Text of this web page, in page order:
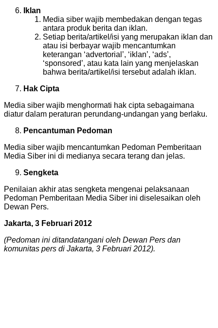
Iklan
Media siber wajib membedakan dengan tegas
antara produk berita dan iklan.
Setiap berita/artikel/isi yang merupakan iklan dan
atau isi berbayar wajib mencantumkan
keterangan ‘advertorial’, ‘iklan’, ‘ads’,
‘sponsored’, atau kata lain yang menjelaskan
bahwa berita/artikel/isi tersebut adalah iklan.
Hak Cipta
Media siber wajib menghormati hak cipta sebagaimana
diatur dalam peraturan perundang-undangan yang berlaku.
Pencantuman Pedoman
Media siber wajib mencantumkan Pedoman Pemberitaan
Media Siber ini di medianya secara terang dan jelas.
Sengketa
Penilaian akhir atas sengketa mengenai pelaksanaan
Pedoman Pemberitaan Media Siber ini diselesaikan oleh
Dewan Pers.
Jakarta, 3 Februari 2012
(Pedoman ini ditandatangani oleh Dewan Pers dan
komunitas pers di Jakarta, 3 Februari 2012).